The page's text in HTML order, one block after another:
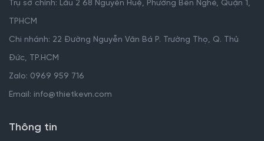
Trụ sở chính: Lầu 2 68 Nguyễn Huệ, Phường Bến Nghé, Quận 1,
TPHCM
Chi nhánh: 22 Đường Nguyễn Văn Bá P. Trường Thọ, Q. Thủ
Đức, TP.HCM
Zalo: 0969 959 716
Email: info@thietkevn.com
Thông tin